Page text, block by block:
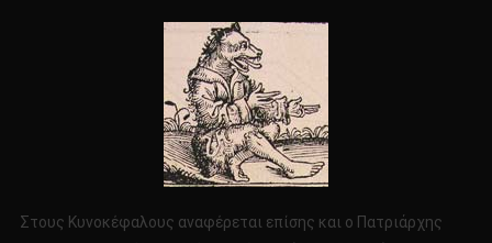
Στους Κυνοκέφαλους αναφέρεται επίσης και ο Πατριάρχης